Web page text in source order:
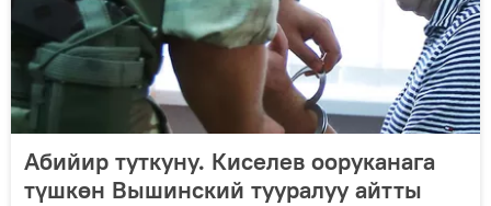
Абийир туткуну. Киселев ооруканага
түшкөн Вышинский тууралуу айтты